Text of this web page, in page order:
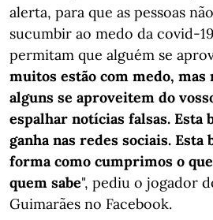
alerta, para que as pessoas
sucumbir ao medo da covid-
permitam que alguém se
muitos estão com medo, mas
alguns se aproveitem do
espalhar notícias falsas. Esta
ganha nas redes sociais. Esta
forma como cumprimos o
quem sabe", pediu o jogador
Guimarães no Facebook.